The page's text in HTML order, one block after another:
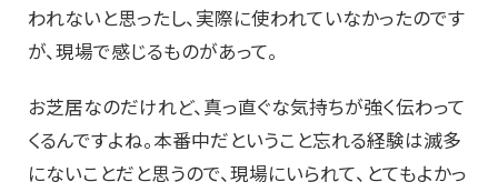
われないと思ったし、実際に使われていなかったのです
が、現場で感じるものがあって。
お芝居なのだけれど、真っ直ぐな気持ちが強く伝わって
くるんですよね。本番中だということ忘れる経験は滅多
にないことだと思うので、現場にいられて、とてもよかっ